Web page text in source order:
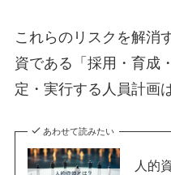
これらのリスクを解消
資である「採用・育成
定・実行する人員計画
あわせて読みたい
人的